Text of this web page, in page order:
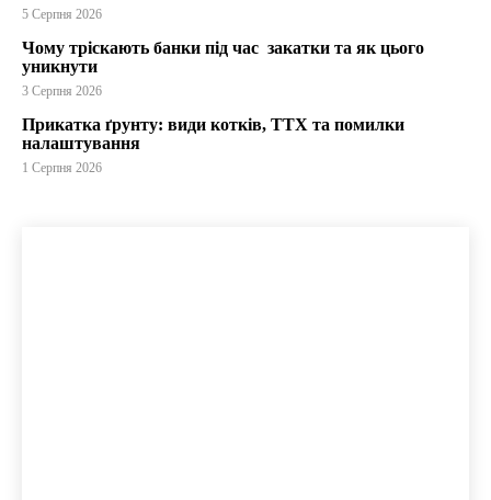
5 Серпня 2026
Чому тріскають банки під час закатки та як цього
уникнути
3 Серпня 2026
Прикатка ґрунту: види котків, ТТХ та помилки
налаштування
1 Серпня 2026